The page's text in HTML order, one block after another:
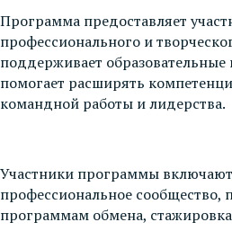
Программа предоставляет
профессионального и
поддерживает
помогает расширять
командной работы и лидерства.
Участники программы
профессиональное сообщество,
программам обмена,